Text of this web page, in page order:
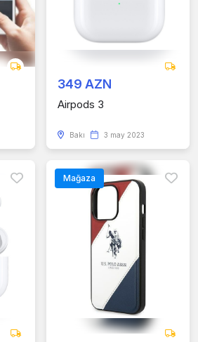
349 AZN
Airpods 3
Bakı 3 may 2023
Mağaza